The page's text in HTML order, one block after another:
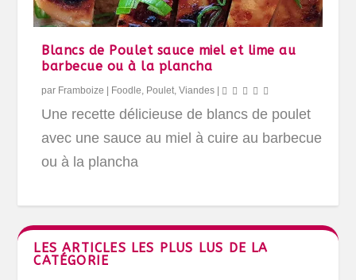
Blancs de Poulet sauce miel et lime au
barbecue ou à la plancha
par Framboize | Foodle Poulet ,Viandes |
Une recette délicieuse de blancs de poulet
avec une sauce au miel à cuire au barbecue
ou à la plancha
LES ARTICLES LES PLUS LUS DE LA
CATÉGORIE